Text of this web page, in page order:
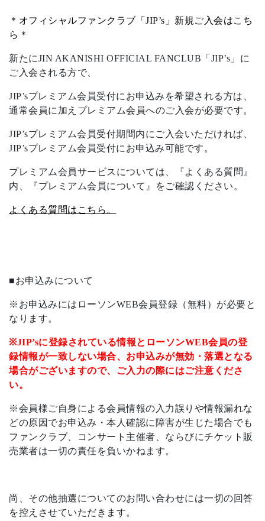
＊オフィシャルファンクラブ「JIP’s」新規ご入会はこち
ら＊
新たにJIN AKANISHI OFFICIAL FANCLUB「JIP’s」に
ご入会される方で、
JIP’sプレミアム会員受付にお申込みを希望される方は、
通常会員に加えプレミアム会員へのご入会が必要です。
JIP’sプレミアム会員受付期間内にご入会いただければ、
JIP’sプレミアム会員受付にお申込み可能です。
プレミアム会員サービスについては、『よくある質問』
内、『プレミアム会員について』をご確認ください。
よくある質問はこちら。
■お申込みについて
※お申込みにはローソンWEB会員登録（無料）が必要と
なります。
※JIP’sに登録されている情報とローソンWEB会員の登
録情報が一致しない場合、お申込みが無効・落選となる
場合がございますので、ご入力の際にはご注意くださ
い。
※会員様ご自身による会員情報の入力誤りや情報漏れな
どの原因でお申込み・本人確認に障害が生じた場合でも
ファンクラブ、コンサート主催者、ならびにチケット販
売業者は一切の責任を負いかねます。
尚、その他抽選についてのお問い合わせには一切の回答
を控えさせていただきます。